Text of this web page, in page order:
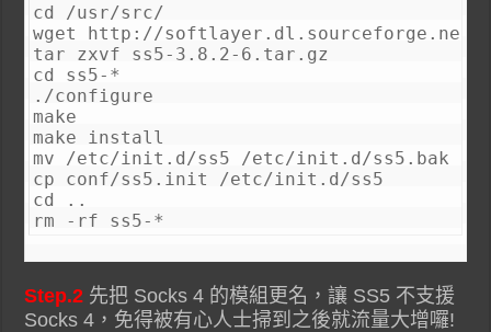
cd /usr/src/
wget http://softlayer.dl.sourceforge.net/
tar zxvf ss5-3.8.2-6.tar.gz
cd ss5-*
./configure
make
make install
mv /etc/init.d/ss5 /etc/init.d/ss5.bak
cp conf/ss5.init /etc/init.d/ss5
cd ..
rm -rf ss5-*
Step.2 先把 Socks 4 的模組更名，讓 SS5 不支援
Socks 4，免得被有心人士掃到之後就流量大增囉!